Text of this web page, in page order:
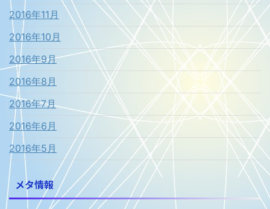
2016年11月
2016年10月
2016年9月
2016年8月
2016年7月
2016年6月
2016年5月
メタ情報